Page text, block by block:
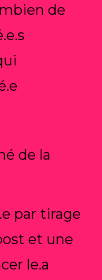
de
de la
par tirage
et une
le.a